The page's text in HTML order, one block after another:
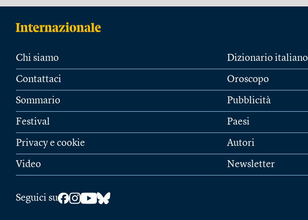
Chi siamo
Contattaci
Sommario
Festival
Privacy e cookie
Video
Dizionario italiano
Oroscopo
Pubblicità
Paesi
Autori
Newsletter
Seguici su